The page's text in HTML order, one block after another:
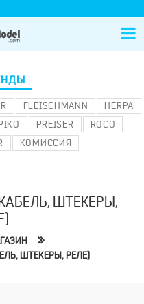
FLEISCHMANN
HERPA
PREISER
ROCO
КОМИССИЯ
ШТЕКЕРЫ,
ШТЕКЕРЫ, РЕЛЕ)